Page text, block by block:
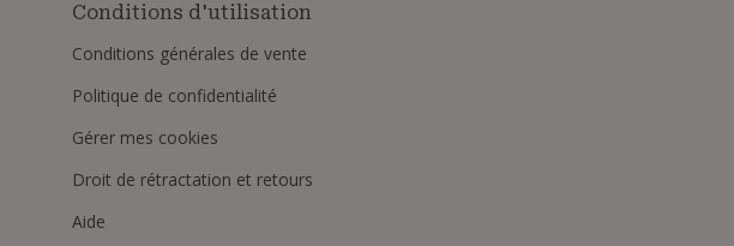
Conditions d'utilisation
Conditions générales de vente
Politique de confidentialité
Gérer mes cookies
Droit de rétractation et retours
Aide